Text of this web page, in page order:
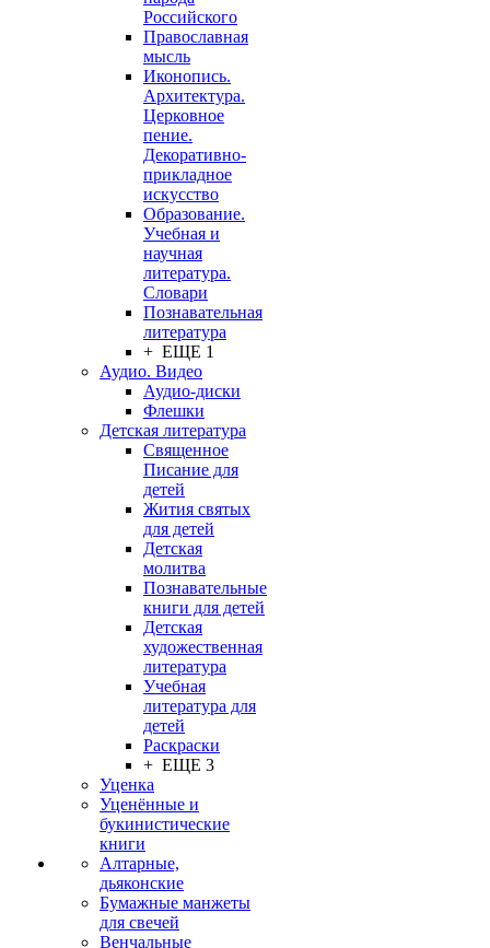
Российского
Православная
мысль
Иконопись.
Архитектура.
Церковное
пение.
Декоративно-
прикладное
искусство
Образование.
Учебная и
научная
литература.
Словари
Познавательная
литература
+ ЕЩЕ 1
Аудио. Видео
Аудио-диски
Флешки
Детская литература
Священное
Писание для
детей
Жития святых
для детей
Детская
молитва
Познавательные
книги для детей
Детская
художественная
литература
Учебная
литература для
детей
Раскраски
+ ЕЩЕ 3
Уценка
Уценённые и
букинистические
книги
Алтарные,
дьяконские
Бумажные манжеты
для свечей
Венчальные